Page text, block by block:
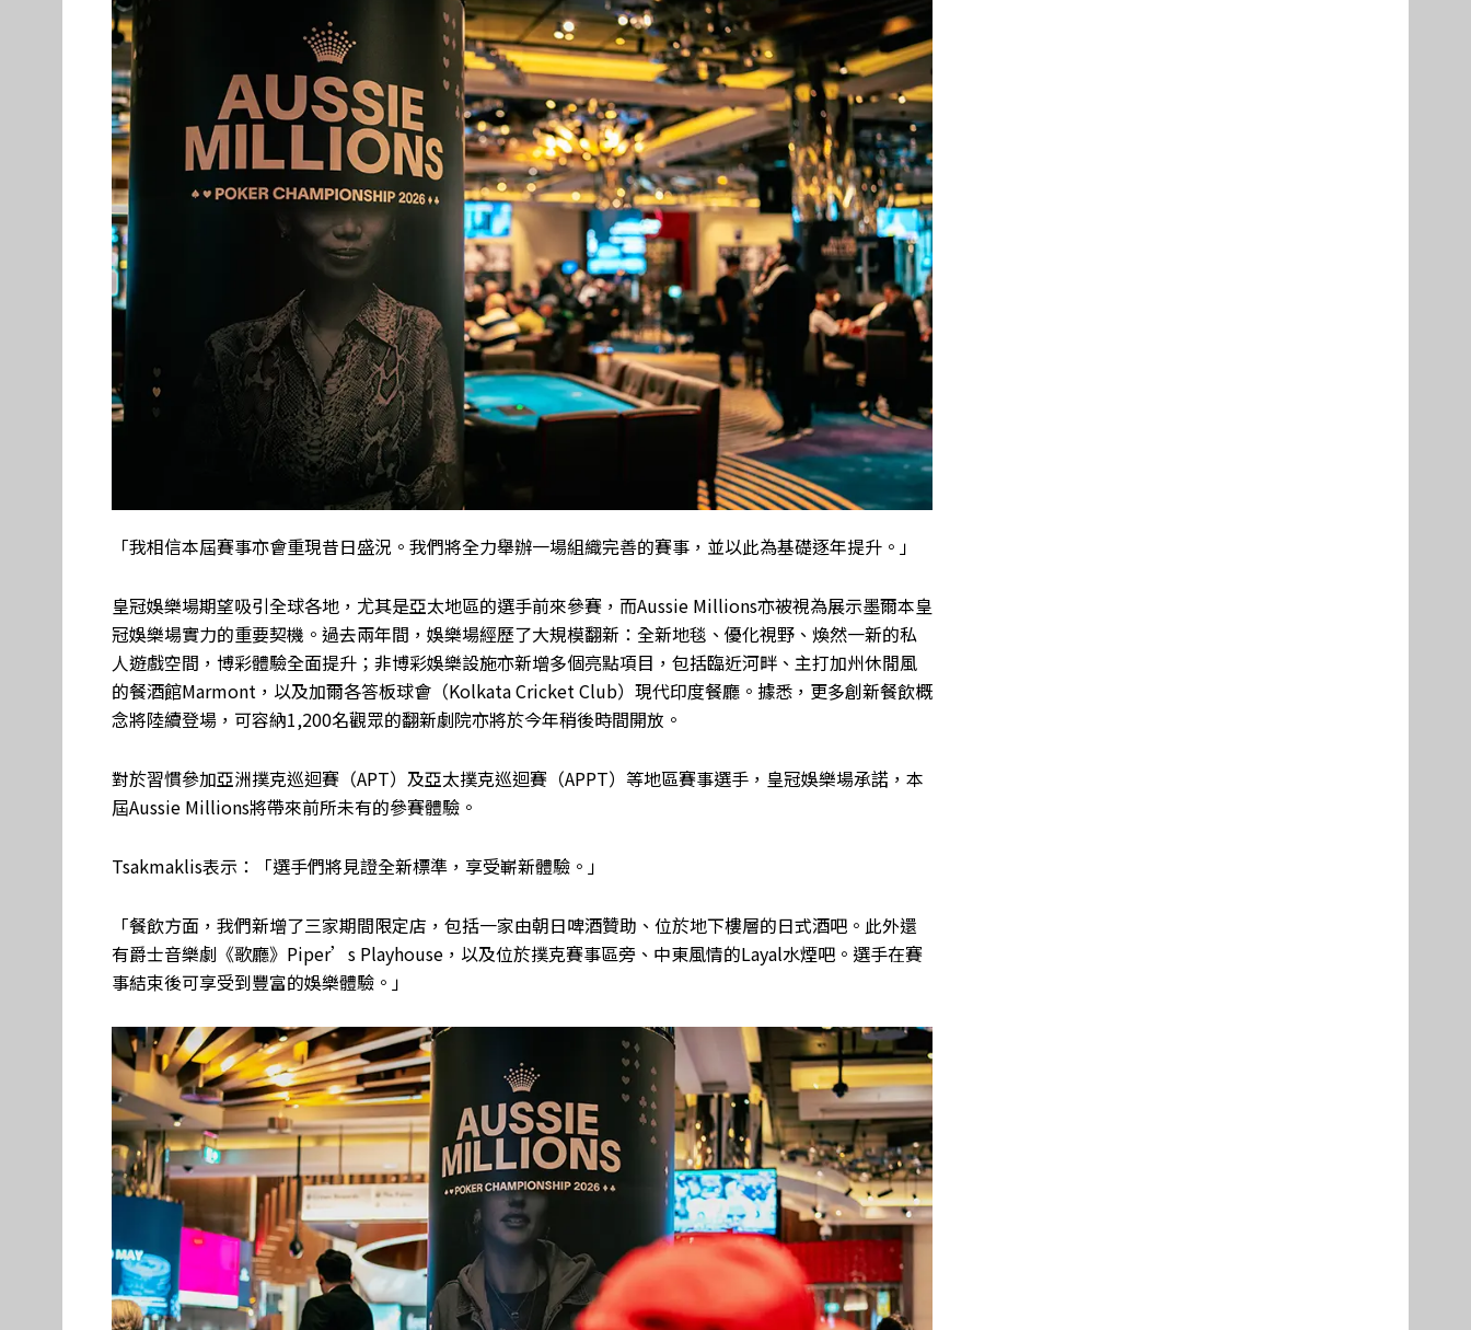
「我相信本屆賽事亦會重現昔日盛況。我們將全力舉辦一場組織完善的賽事，並以此為基礎逐年提升。」
皇冠娛樂場期望吸引全球各地，尤其是亞太地區的選手前來參賽，而Aussie Millions亦被視為展示墨爾本皇
冠娛樂場實力的重要契機。過去兩年間，娛樂場經歷了大規模翻新：全新地毯、優化視野、煥然一新的私
人遊戲空間，博彩體驗全面提升；非博彩娛樂設施亦新增多個亮點項目，包括臨近河畔、主打加州休閒風
的餐酒館Marmont，以及加爾各答板球會（Kolkata Cricket Club）現代印度餐廳。據悉，更多創新餐飲概
念將陸續登場，可容納1,200名觀眾的翻新劇院亦將於今年稍後時間開放。
對於習慣參加亞洲撲克巡迴賽（APT）及亞太撲克巡迴賽（APPT）等地區賽事選手，皇冠娛樂場承諾，本
屆Aussie Millions將帶來前所未有的參賽體驗。
Tsakmaklis表示：「選手們將見證全新標準，享受嶄新體驗。」
「餐飲方面，我們新增了三家期間限定店，包括一家由朝日啤酒贊助、位於地下樓層的日式酒吧。此外還
有爵士音樂劇《歌廳》Piper’s Playhouse，以及位於撲克賽事區旁、中東風情的Layal水煙吧。選手在賽
事結束後可享受到豐富的娛樂體驗。」